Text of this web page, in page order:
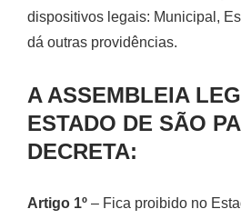
dispositivos legais: Municipal,
dá outras providências.
A ASSEMBLEIA
ESTADO DE SÃO
DECRETA:
Artigo 1º – Fica proibido no